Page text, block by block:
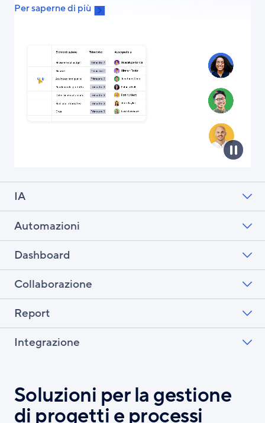
Per saperne di più
IA
Automazioni
Dashboard
Collaborazione
Report
Integrazione
Soluzioni per la gestione
di progetti e processi